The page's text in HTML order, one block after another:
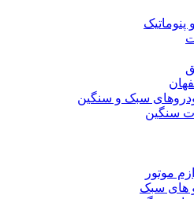
سبک و سنگین
سنگین
موتور
های سبک